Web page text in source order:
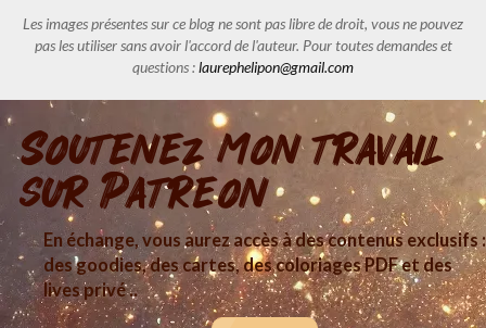
Les images présentes sur ce blog ne sont pas libre de droit, vous ne pouvez
pas les utiliser sans avoir l'accord de l'auteur. Pour toutes demandes et
questions :laurephelipon@gmail.com
Soutenez mon travail
sur Patreon
En échange, vous aurez accès à des contenus exclusifs :
des goodies, des cartes, des coloriages PDF et des
lives privé ..